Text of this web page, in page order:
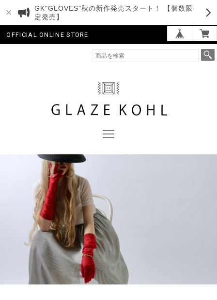
GK"GLOVES"秋の新作発売スタート！ 【個数限
定発売】
OFFICIAL ONLINE STORE